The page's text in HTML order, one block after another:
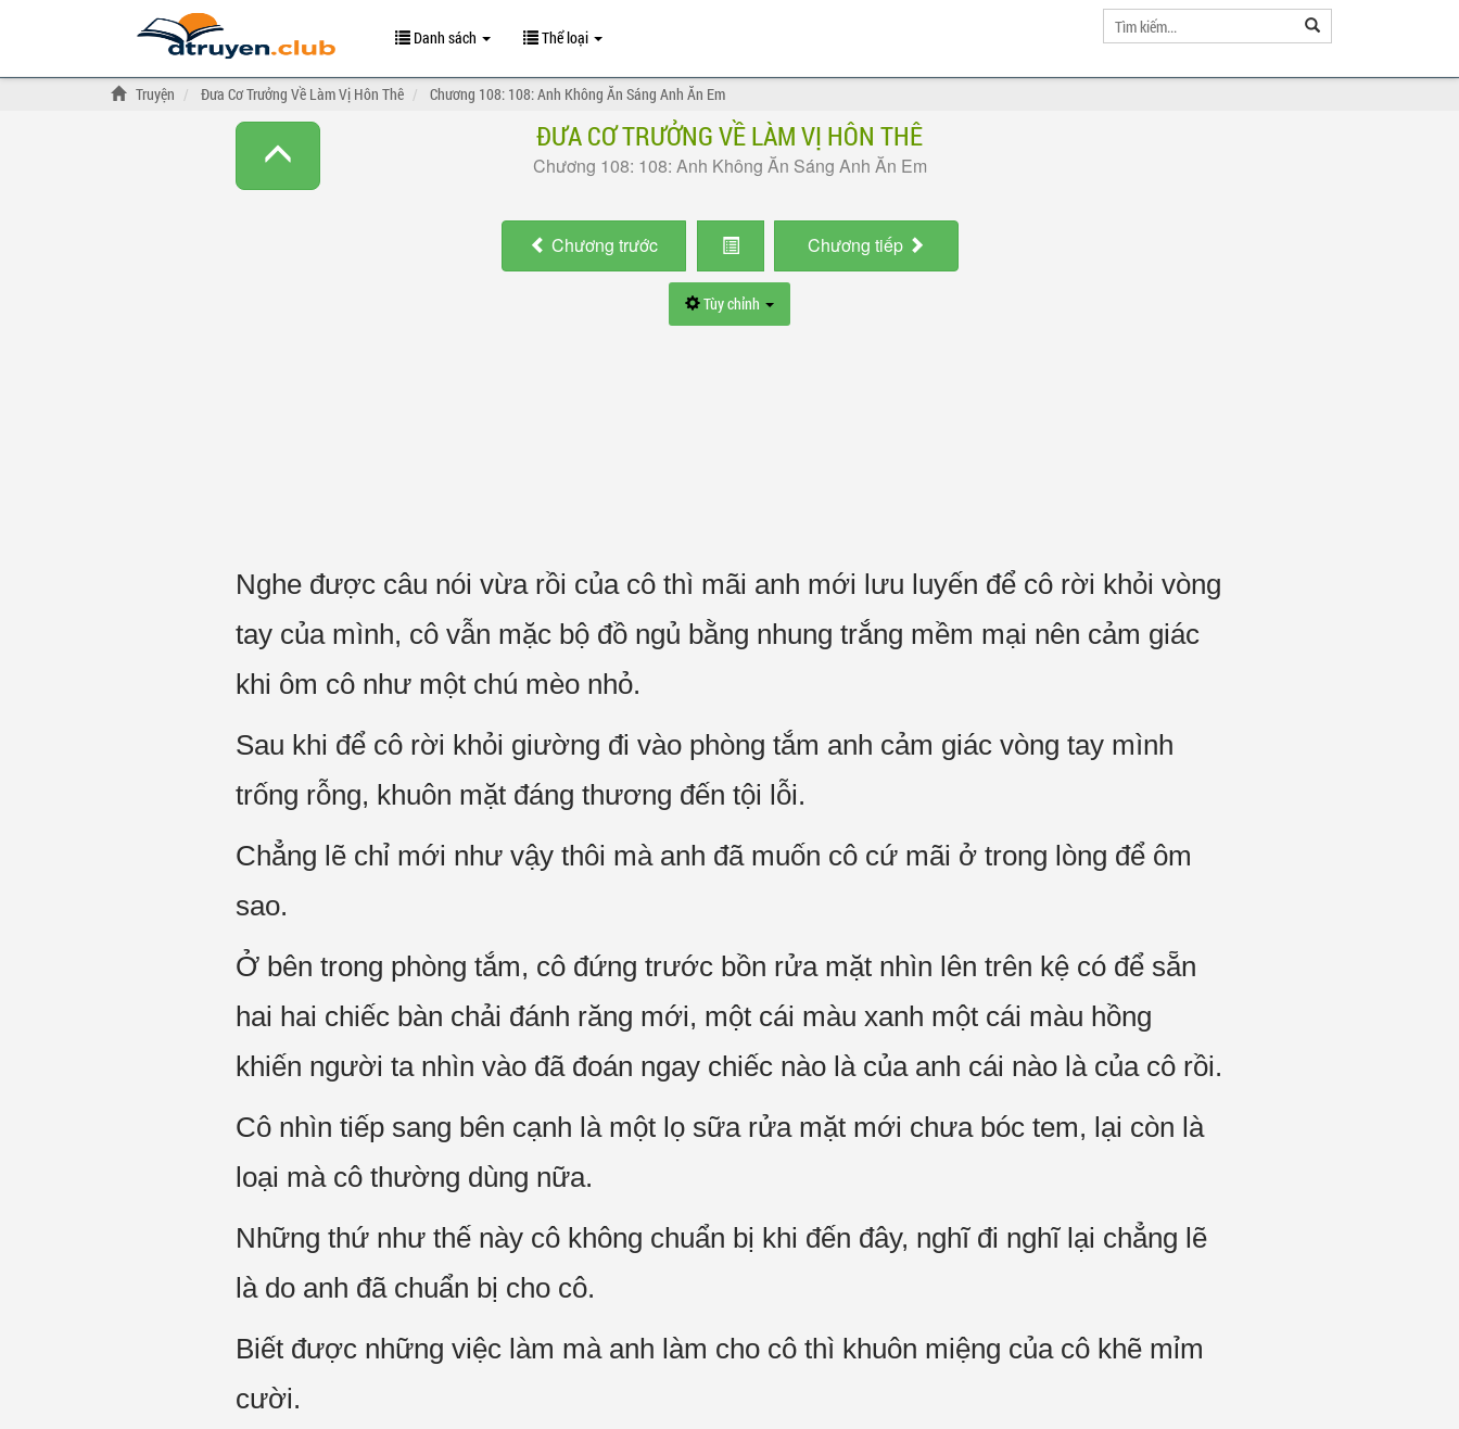
Danh sách Thể loại
Truyện Đưa Cơ Trưởng Về Làm Vị Hôn Thê Chương 108: 108: Anh Không Ăn Sáng Anh Ăn Em
ĐƯA CƠ TRƯỞNG VỀ LÀM VỊ HÔN THÊ
Chương 108: 108: Anh Không Ăn Sáng Anh Ăn Em
Chương trước Chương tiếp
Tùy chỉnh
Nghe được câu nói vừa rồi của cô thì mãi anh mới lưu luyến để cô rời khỏi vòng
tay của mình, cô vẫn mặc bộ đồ ngủ bằng nhung trắng mềm mại nên cảm giác
khi ôm cô như một chú mèo nhỏ.
Sau khi để cô rời khỏi giường đi vào phòng tắm anh cảm giác vòng tay mình
trống rỗng, khuôn mặt đáng thương đến tội lỗi.
Chẳng lẽ chỉ mới như vậy thôi mà anh đã muốn cô cứ mãi ở trong lòng để ôm
sao.
Ở bên trong phòng tắm, cô đứng trước bồn rửa mặt nhìn lên trên kệ có để sẵn
hai hai chiếc bàn chải đánh răng mới, một cái màu xanh một cái màu hồng
khiến người ta nhìn vào đã đoán ngay chiếc nào là của anh cái nào là của cô rồi.
Cô nhìn tiếp sang bên cạnh là một lọ sữa rửa mặt mới chưa bóc tem, lại còn là
loại mà cô thường dùng nữa.
Những thứ như thế này cô không chuẩn bị khi đến đây, nghĩ đi nghĩ lại chẳng lẽ
là do anh đã chuẩn bị cho cô.
Biết được những việc làm mà anh làm cho cô thì khuôn miệng của cô khẽ mỉm
cười.